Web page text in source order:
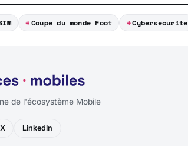
Coupe du monde Foot Cybersecurite
de l'écosystème Mobile
X LinkedIn